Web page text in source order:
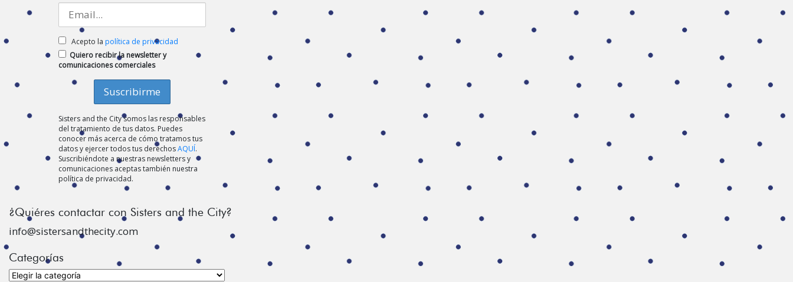
Acepto la política de privacidad
Quiero recibir la newsletter y
comunicaciones comerciales
Sisters and the City somos las responsables
del tratamiento de tus datos. Puedes
conocer más acerca de cómo tratamos tus
datos y ejercer todos tus derechosAQUÍ.
Suscribiéndote a nuestras newsletters y
comunicaciones aceptas también nuestra
política de privacidad.
¿Quiéres contactar con Sisters and the City?
info@sistersandthecity.com
Categorías
Categorías